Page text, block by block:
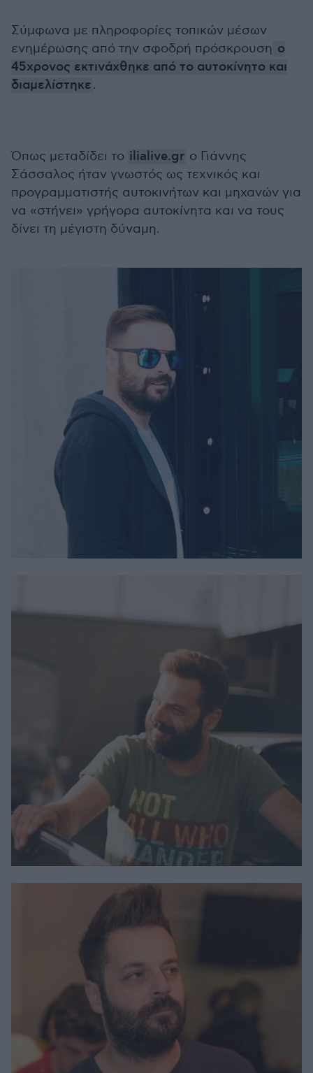
Σύμφωνα με πληροφορίες τοπικών μέσων
ενημέρωσης από την σφοδρή πρόσκρουση ο
45χρονος εκτινάχθηκε από το αυτοκίνητο και
διαμελίστηκε.
Όπως μεταδίδει το ilialive.gr ο Γιάννης
Σάσσαλος ήταν γνωστός ως τεχνικός και
προγραμματιστής αυτοκινήτων και μηχανών για
να «στήνει» γρήγορα αυτοκίνητα και να τους
δίνει τη μέγιστη δύναμη.